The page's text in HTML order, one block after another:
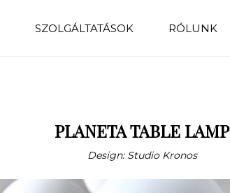
SZOLGÁLTATÁSOK RÓLUNK
PLANETA TABLE LAMP
Design: Studio Kronos